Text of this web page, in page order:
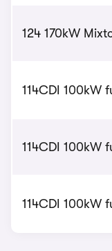
124 170kW
114CDI 100kW
114CDI 100kW
114CDI 100kW